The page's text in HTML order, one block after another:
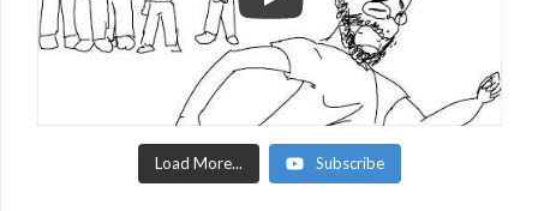
Load More... Subscribe